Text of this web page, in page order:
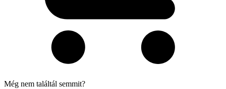
Még nem találtál semmit?